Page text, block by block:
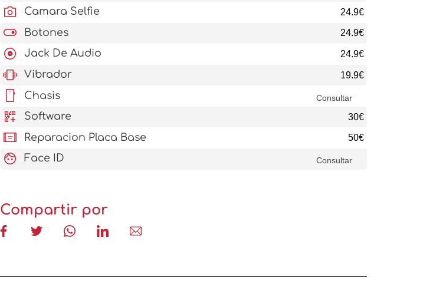
photo_camera Camara Selfie 24.9€
toggle_on Botones 24.9€
album Jack De Audio 24.9€
vibration Vibrador 19.9€
stay_current_portrait Chasis Consultar
qr_code_2_add Software 30€
aod_tablet Reparacion Placa Base 50€
face Face ID Consultar
Compartir por